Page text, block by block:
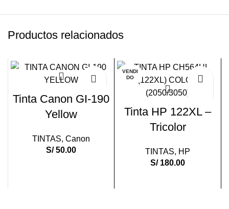
Productos relacionados
Tinta Canon GI-190
Yellow
TINTAS, Canon
S/50.00
VENDI
DO
Tinta HP 122XL –
Tricolor
TINTAS, HP
S/180.00